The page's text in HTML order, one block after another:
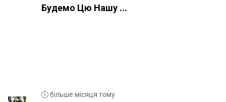
Будемо Цю Нашу ...
більше місяця тому